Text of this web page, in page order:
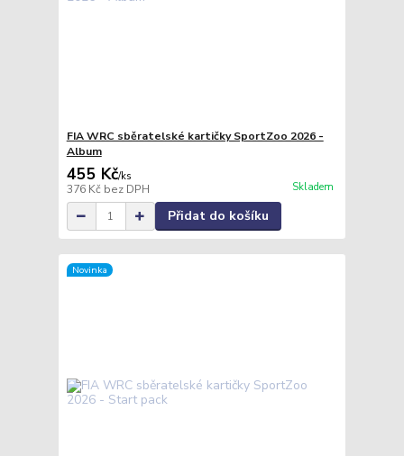
FIA WRC sběratelské kartičky SportZoo 2026 -
Album
455 Kč/ks
376 Kč bez DPH Skladem
Přidat do košíku
Novinka